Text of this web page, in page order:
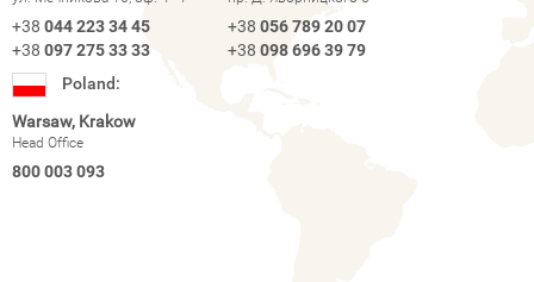
+38 044 223 34 45
+38 097 275 33 33
+38 056 789 20 07
+38 098 696 39 79
Poland:
Warsaw, Krakow
Head Office
800 003 093